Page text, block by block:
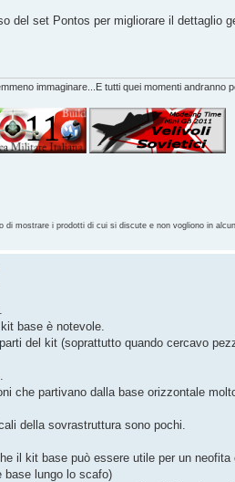
del set Pontos per migliorare il dettaglio
immaginare...E tutti quei momenti andranno
di mostrare i prodotti di cui si discute e non vogliono in
base è notevole.
del kit (soprattutto quando cercavo
che partivano dalla base orizzontale
della sovrastruttura sono pochi.
il kit base può essere utile per un
base lungo lo scafo)